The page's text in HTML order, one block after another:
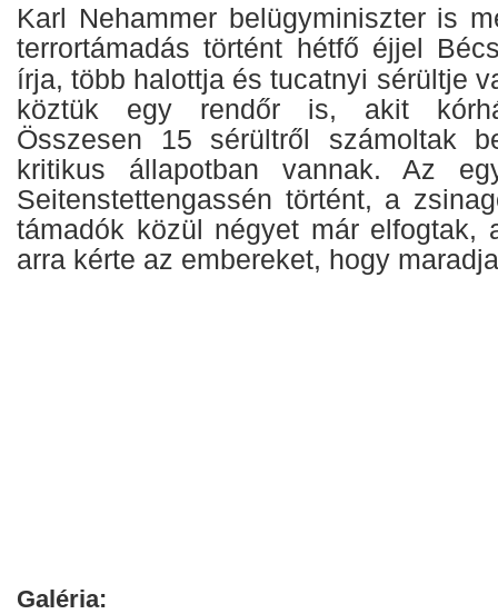
Karl Nehammer belügyminiszter is
terrortámadás történt hétfő éjjel
írja, több halottja és tucatnyi sérültje
köztük egy rendőr is, akit
Összesen 15 sérültről számoltak
kritikus állapotban vannak. Az
Seitenstettengassén történt, a
támadók közül négyet már elfogtak,
arra kérte az embereket, hogy
Galéria: